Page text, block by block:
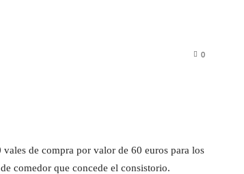
0
de compra por valor de 60 euros para los
comedor que concede el consistorio.